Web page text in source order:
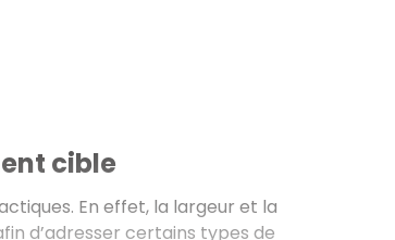
cible
En effet, la largeur et la
d’adresser certains types de